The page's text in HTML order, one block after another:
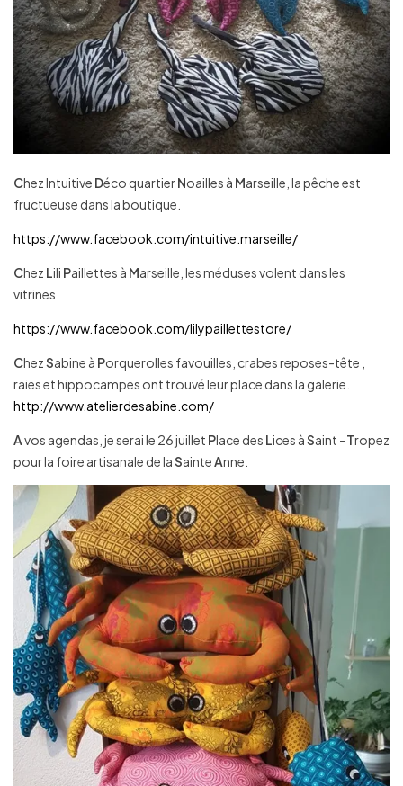
Chez Intuitive Déco quartierNoailles à Marseille, la pêche est
fructueuse dans la boutique.
https://www.facebook.com/intuitive.marseille/
Chez Lili Paillettes à Marseille, les méduses volent dans les
vitrines.
https://www.facebook.com/lilypaillettestore/
ChezSabine à Porquerolles favouilles, crabes reposes-tête ,
raies et hippocampes ont trouvé leur place dans la galerie.
http://www.atelierdesabine.com/
Avos agendas, je serai le 26 juillet Place des Lices àSaint –Tropez
pour la foire artisanale de laSainteAnne.